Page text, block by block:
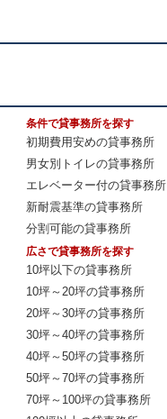
条件で貸事務所を探す
初期費用安めの貸事務所
男女別トイレの貸事務所
エレベーター付の貸事務所
新耐震基準の貸事務所
分割可能の貸事務所
広さで貸事務所を探す
10坪以下の貸事務所
10坪～20坪の貸事務所
20坪～30坪の貸事務所
30坪～40坪の貸事務所
40坪～50坪の貸事務所
50坪～70坪の貸事務所
70坪～100坪の貸事務所